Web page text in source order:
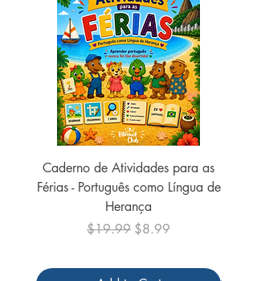
Caderno de Atividades para as
Férias - Português como Língua de
Herança
Regular Price
$19.99 Sale Price
$8.99